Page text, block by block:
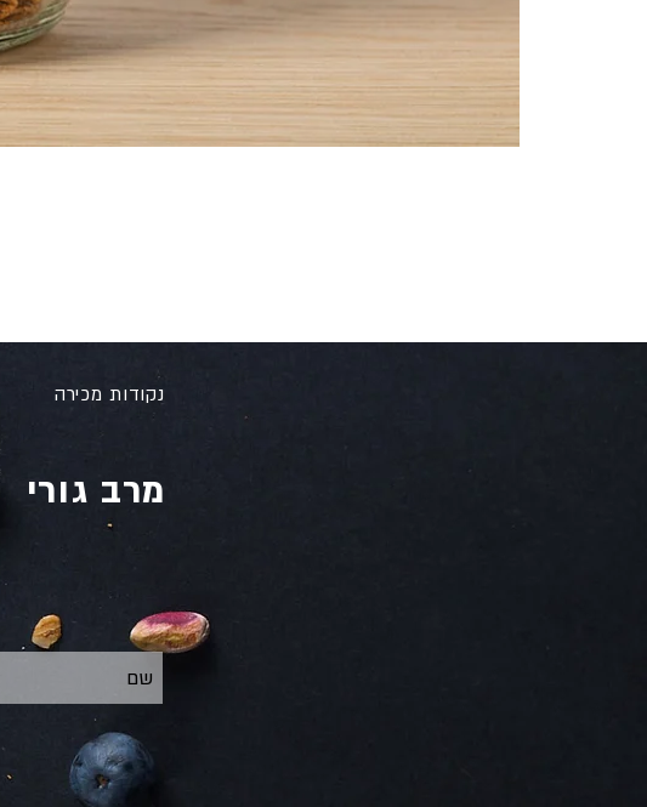
נקודות מכירה
מרב גורי